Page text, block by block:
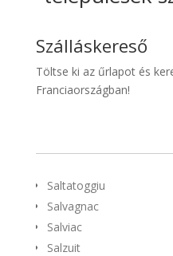
Taxi
Szálláskereső
Töltse ki az űrlapot és
Franciaországban!
Saltatoggiu
Salvagnac
Salviac
Salzuit